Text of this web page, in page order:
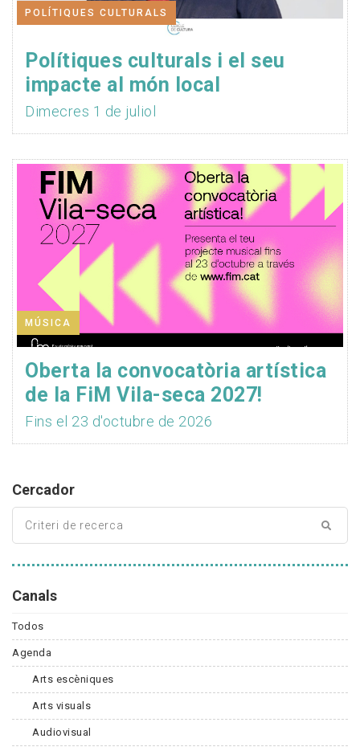
POLÍTIQUES CULTURALS
Polítiques culturals i el seu
impacte al món local
Dimecres 1 de juliol
MÚSICA
Oberta la convocatòria artística
de la FiM Vila-seca 2027!
Fins el 23 d'octubre de 2026
Cercador
Canals
Todos
Agenda
Arts escèniques
Arts visuals
Audiovisual